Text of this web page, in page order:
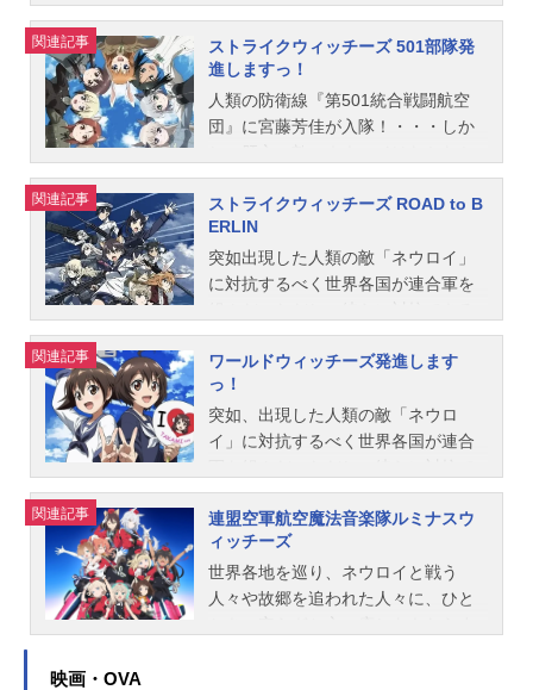
ズ放送形態TVアニメスケジュール20
08年7月4日（金）～2008年9月19日
（金）福井テレビほか話数全12話キ
ャスト宮藤芳佳：福圓美里坂本美
緒：千葉紗子リネット・ビショッ
マン：沢城みゆきミーナ・ディート
リンデ・ヴィルケ：田中理恵ゲルト
ルート・バルクホルン：園崎未恵エ
ーリカ・ハルトマン：野川さくらフ
ランチェスカ・ルッキーニ：斎藤千
清水亜美サーニャ・V・リトヴャク：
門脇舞以エイラ・イルマタル・ユー
ティライネン：仲井絵里香スタッフ
原作：島田フミカネ Projekt...
合戦闘航空団、通称『ストライクウ
ィッチーズ』の活躍から半年、平和
な日々が続いていた欧州に突如ネウ
ロイが出現した!ネウロイの脅威に怯
える欧州を守るため、『ストライク
る!作品名ストライクウィッチーズ2
放送形態TVアニメシリーズストライ
クウィッチーズスケジュール2010年
7月8日（木）～2010年9月23日
（木）テレ玉ほか話数全12話キャス
戸さおりリーネ：名塚佳織ペリー
ヌ：沢城みゆきミーナ：田中理恵バ
ルクホルン：園崎未恵ハルトマン：
野川さくらルッキーニ：斎藤千和シ
ャーリー：小清水亜美サーニャ：門
作：島田フミカネ&ProjektKagonish
監督・アニメキャラデザイン：高村
和宏キャラクターデザイン原案：島
田フミカネシリーズ構成：ストラ
イ...
特殊な魔法力を持った少女たちだけ
だった…。｢ブレイブウィッチーズ｣
は｢ストライクウィッチーズ｣第1期と
第2期の間の物語。1944年9月、第50
1統合戦闘航空団｢ストライクウィッ
で、ガリア共和国上空のネウロイの
巣が消滅、欧州西部の安全が確保さ
れた。これを機に、連合軍は本格的
に欧州中央～東部方面への反抗作戦
を計画。オラーシャ帝国ペテルブル
空団｢ブレイブウィッチーズ｣にも出
撃の命が下されようとしていた。人
類の希望を背に、勇気あるウィッチ
達が、東欧の寒空を駆け巡る。作品
名ブレイブウィッチーズ放送形態TV
（水）～2016年12月28日（水）TOK
YOMXほか話数全13話キャスト雁淵
ひかり：加隈亜衣雁淵孝美：末柄里
恵管野直枝：村川梨衣ニッカ・エド
ワーディン・カタヤイネン：高森奈
関連記事
ストライクウィッチーズ 501部隊発
進しますっ！
人類の防衛線『第501統合戦闘航空
団』に宮藤芳佳が入隊！・・・しか
やってこず、戦闘ではなく炊事洗濯
の毎日に追われる日々。個性的な隊
員たちに振り回されたり、ツッコミ
を入れたり、フォローしたりと、そ
んな芳佳と愉快な魔女達のおかしな
ィッチーズ501部隊発進しますっ！放
送形態TVアニメシリーズストライク
ウィッチーズスケジュール2019年4
月9日（火）～2019年6月25日（火）
TOKYOMXほか話数全12話キャスト
さおりリネット・ビショップ：名塚
佳織ペリーヌ・クロステルマン：沢
城みゆきミーナ・ディートリンデ・
ヴィルケ：田中理恵ゲルトルート・
バルクホルン：園崎未恵エーリカ・
関連記事
ストライクウィッチーズ ROAD to B
ERLIN
突如出現した人類の敵「ネウロイ」
に対抗するべく世界各国が連合軍を
のは特殊な魔力を持った、少女たち
だけだった・・・。遂に連合軍によ
るベルリン奪還作戦が始動し、再び
結成される第501統合戦闘航空団「ス
トライクウィッチーズ」、新たな501
りネウロイとの死闘を繰り広げてゆ
く！果たしてベルリンの空を開放す
る事は出来るのか！？作品名ストラ
イクウィッチーズROADtoBERLIN放
送形態TVアニメシリーズストライク
関連記事
ワールドウィッチーズ発進します
っ！
突如、出現した人類の敵「ネウロ
イ」に対抗するべく世界各国が連合
きるのは特殊な魔力を持った少女た
ちだけだった・・・のだが・・・い
つまでたっても人類の敵・ネウロイ
はなかなかやってこず、戦闘ではな
くグータラな毎日を過ごす世界各国
関連記事
連盟空軍航空魔法音楽隊ルミナスウ
ィッチーズ
世界各地を巡り、ネウロイと戦う
人々や故郷を追われた人々に、ひと
映画・OVA